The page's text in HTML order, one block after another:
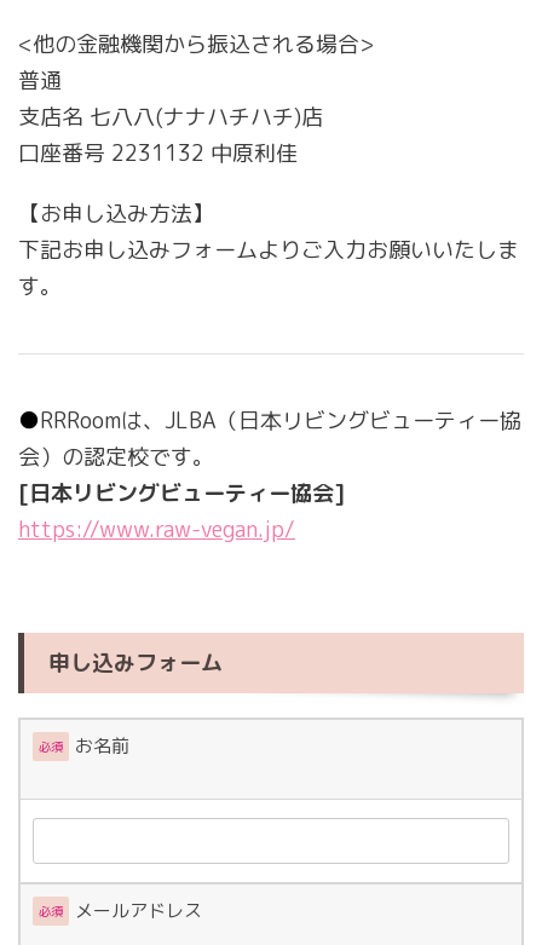
<他の金融機関から振込される場合>
普通
支店名 七八八(ナナハチハチ)店
口座番号 2231132 中原利佳
【お申し込み方法】
下記お申し込みフォームよりご入力お願いいたしま
す。
●RRRoomは、JLBA（日本リビングビューティー協
会）の認定校です。
[日本リビングビューティー協会]
https://www.raw-vegan.jp/
申し込みフォーム
必須 お名前
必須 メールアドレス